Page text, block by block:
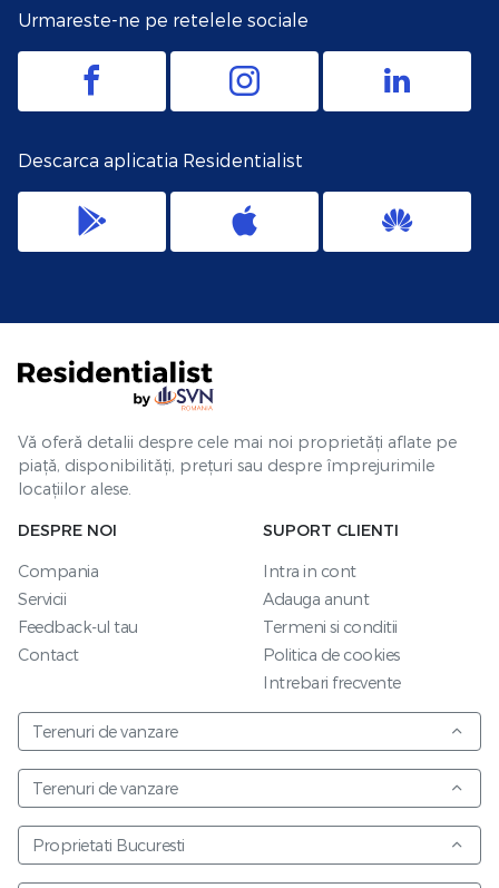
Urmareste-ne pe retelele sociale
Descarca aplicatia Residentialist
Vă oferă detalii despre cele mai noi proprietăți aflate pe
piață, disponibilități, prețuri sau despre împrejurimile
locațiilor alese.
DESPRE NOI
Compania
Servicii
Feedback-ul tau
Contact
SUPORT CLIENTI
Intra in cont
Adauga anunt
Termeni si conditii
Politica de cookies
Intrebari frecvente
Terenuri de vanzare
Terenuri de vanzare
Proprietati Bucuresti